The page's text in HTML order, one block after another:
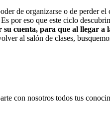
de organizarse o de perder el
por eso que este ciclo
cuenta, para que al llegar a
al salón de clases,
con nosotros todos tus